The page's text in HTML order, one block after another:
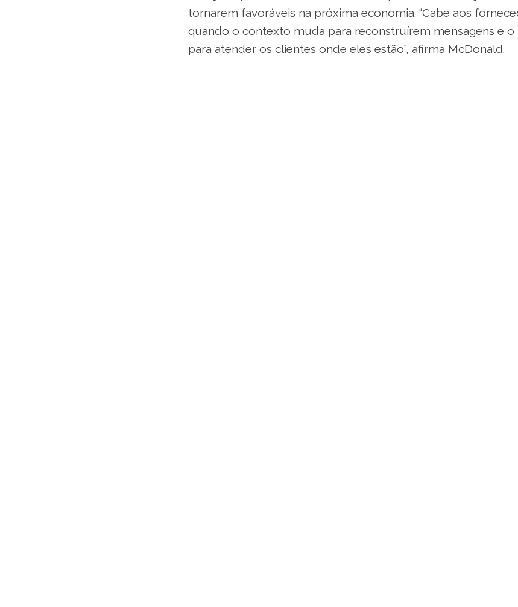
tornarem favoráveis na próxima economia. “Cabe aos
quando o contexto muda para reconstruírem mensagens e
para atender os clientes onde eles estão”, afirma McDonald.